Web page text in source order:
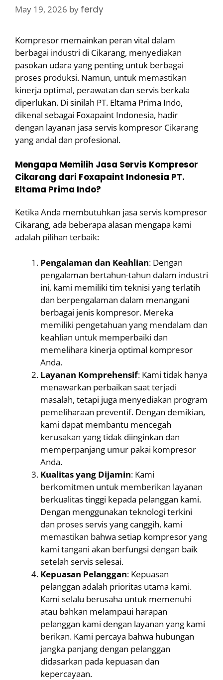
May 19, 2026 by ferdy
Kompresor memainkan peran vital dalam
berbagai industri di Cikarang, menyediakan
pasokan udara yang penting untuk berbagai
proses produksi. Namun, untuk memastikan
kinerja optimal, perawatan dan servis berkala
diperlukan. Di sinilah PT. Eltama Prima Indo,
dikenal sebagai Foxapaint Indonesia, hadir
dengan layanan jasa servis kompresor Cikarang
yang andal dan profesional.
Mengapa Memilih Jasa Servis Kompresor
Cikarang dari Foxapaint Indonesia PT.
Eltama Prima Indo?
Ketika Anda membutuhkan jasa servis kompresor
Cikarang, ada beberapa alasan mengapa kami
adalah pilihan terbaik:
Pengalaman dan Keahlian: Dengan
pengalaman bertahun-tahun dalam industri
ini, kami memiliki tim teknisi yang terlatih
dan berpengalaman dalam menangani
berbagai jenis kompresor. Mereka
memiliki pengetahuan yang mendalam dan
keahlian untuk memperbaiki dan
memelihara kinerja optimal kompresor
Anda.
Layanan Komprehensif: Kami tidak hanya
menawarkan perbaikan saat terjadi
masalah, tetapi juga menyediakan program
pemeliharaan preventif. Dengan demikian,
kami dapat membantu mencegah
kerusakan yang tidak diinginkan dan
memperpanjang umur pakai kompresor
Anda.
Kualitas yang Dijamin: Kami
berkomitmen untuk memberikan layanan
berkualitas tinggi kepada pelanggan kami.
Dengan menggunakan teknologi terkini
dan proses servis yang canggih, kami
memastikan bahwa setiap kompresor yang
kami tangani akan berfungsi dengan baik
setelah servis selesai.
Kepuasan Pelanggan: Kepuasan
pelanggan adalah prioritas utama kami.
Kami selalu berusaha untuk memenuhi
atau bahkan melampaui harapan
pelanggan kami dengan layanan yang kami
berikan. Kami percaya bahwa hubungan
jangka panjang dengan pelanggan
didasarkan pada kepuasan dan
kepercayaan.